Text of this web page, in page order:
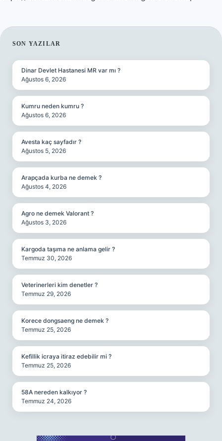
SIDEBAR
SON YAZILAR
Dinar Devlet Hastanesi MR var mı ?
Ağustos 6, 2026
Kumru neden kumru ?
Ağustos 6, 2026
Avesta kaç sayfadır ?
Ağustos 5, 2026
Arapçada kurba ne demek ?
Ağustos 4, 2026
Agro ne demek Valorant ?
Ağustos 3, 2026
Kargoda taşıma ne anlama gelir ?
Temmuz 30, 2026
Veterinerleri kim denetler ?
Temmuz 29, 2026
Korece dongsaeng ne demek ?
Temmuz 25, 2026
Kefillik icraya itiraz edebilir mi ?
Temmuz 25, 2026
58A nereden kalkıyor ?
Temmuz 24, 2026